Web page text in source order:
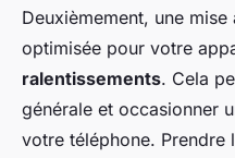
Deuxièmement, une mise
optimisée pour votre
ralentissements. Cela
générale et occasionner
votre téléphone. Prendre